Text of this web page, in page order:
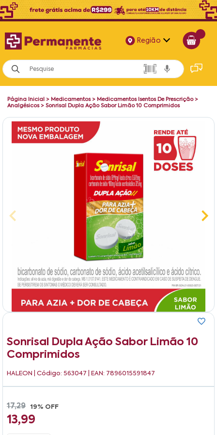
Região
Alagoas
Bahia
Paraíba
Página Inicial > Medicamentos> Medicamentos Isentos De Prescrição>
Analgésicos> Sonrisal Dupla Ação Sabor Limão 10 Comprimidos
Sonrisal Dupla Ação Sabor Limão 10
Comprimidos
HALEON | Código: 563047 | EAN: 7896015591847
17,29 19% OFF
13,99